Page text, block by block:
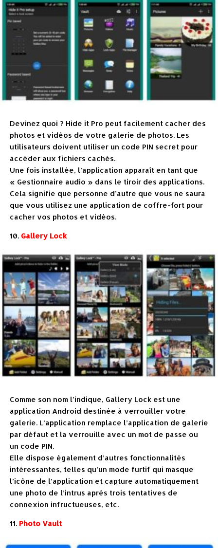
Devinez quoi ? Hide it Pro peut facilement cacher des
photos et vidéos de votre galerie de photos. Les
utilisateurs doivent utiliser un code PIN secret pour
accéder aux fichiers cachés.
Une fois installée, l’application apparaît en tant que
« Gestionnaire audio » dans le tiroir des applications.
Cela signifie que personne d’autre que vous ne saura
que vous utilisez une application de coffre-fort pour
cacher vos photos et vidéos.
10. Gallery Lock
Comme son nom l’indique, Gallery Lock est une
application Android destinée à verrouiller votre
galerie. L’application remplace l’application de galerie
par défaut et la verrouille avec un mot de passe ou
un code PIN.
Elle dispose également d’autres fonctionnalités
intéressantes, telles qu’un mode furtif qui masque
l’icône de l’application et capture automatiquement
une photo de l’intrus après trois tentatives de
connexion infructueuses, etc.
11. Photo Vault